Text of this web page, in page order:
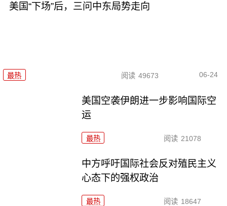
美国“下场”后，三问中东局势走向
最热 阅读 49673 06-24
美国空袭伊朗进一步影响国际空
运
最热 阅读 21078
中方呼吁国际社会反对殖民主义
心态下的强权政治
最热 阅读 18647